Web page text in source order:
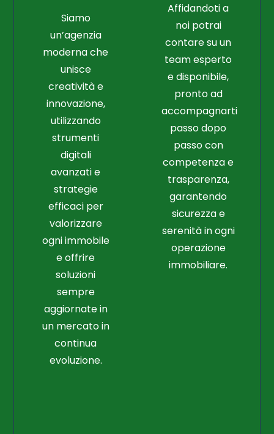
Siamo
un’agenzia
moderna che
unisce
creatività e
innovazione,
utilizzando
strumenti
digitali
avanzati e
strategie
efficaci per
valorizzare
ogni immobile
e offrire
soluzioni
sempre
aggiornate in
un mercato in
continua
evoluzione.
Affidandoti a
noi potrai
contare su un
team esperto
e disponibile,
pronto ad
accompagnarti
passo dopo
passo con
competenza e
trasparenza,
garantendo
sicurezza e
serenità in ogni
operazione
immobiliare.